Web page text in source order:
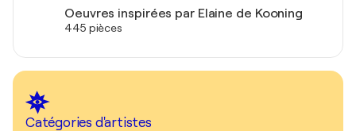
Oeuvres inspirées par Elaine de Kooning
445 pièces
Catégories d'artistes